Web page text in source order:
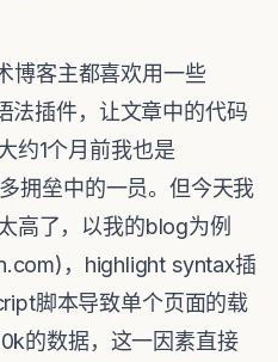
博客主都喜欢用一些
法插件，让文章中的代码
约1个月前我也是
拥垒中的一员。但今天我
高了，以我的blog为例
，highlight syntax插
脚本导致单个页面的载
的数据，这一因素直接